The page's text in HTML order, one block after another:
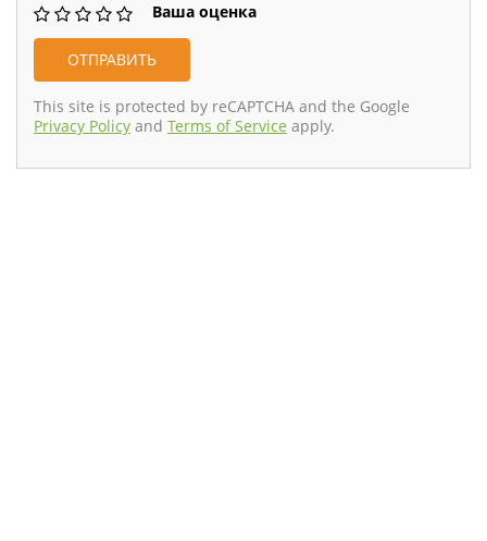
Ваша оценка
This site is protected by reCAPTCHA and the Google
Privacy Policy and Terms of Service apply.